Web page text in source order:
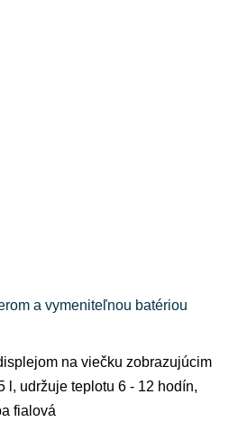
a vymeniteľnou batériou
na viečku zobrazujúcim
l, udržuje teplotu 6 - 12 hodín,
fialová